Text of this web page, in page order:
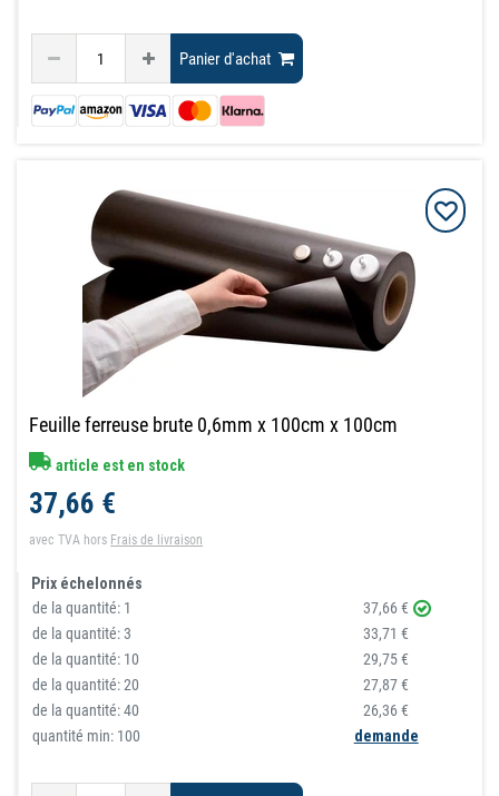
Panier d'achat
Feuille ferreuse brute 0,6mm x 100cm x 100cm
article est en stock
37,66 €
avec TVA hors Frais de livraison
Prix échelonnés
de la quantité: 1
37,66 €
de la quantité:3
33,71 €
de la quantité: 10
29,75 €
de la quantité:20
27,87 €
de la quantité:40
26,36 €
quantité min: 100
demande